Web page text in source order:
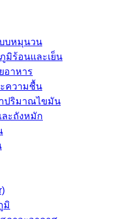
บบหมุนวน
มิร้อนและเย็น
อาหาร
ความชื้น
าปริมาณไขมัน
ะถังหมัก
มิ